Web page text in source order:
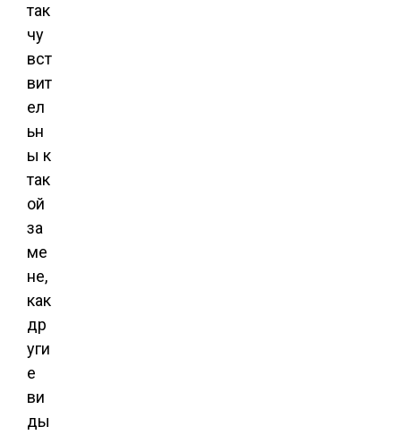
так
чу
вст
вит
ел
ьн
ы к
так
ой
за
ме
не,
как
др
уги
е
ви
ды